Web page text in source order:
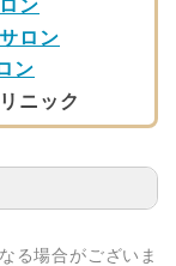
ン
ロン
ン
ニック
る場合がございま